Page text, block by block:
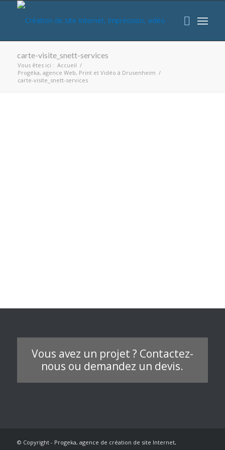
carte-visite_snett-services
Vous êtes ici : Accueil /
Progéka, agence Web, Print et Vidéo à Drusenheim /
carte-visite_snett-services
Vous avez un projet ? Contactez-
nous ou demandez un devis.
© Copyright - Progeka, agence de création de site Internet,